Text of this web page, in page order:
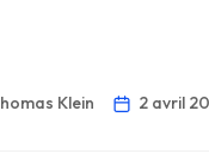
Klein 2 avril